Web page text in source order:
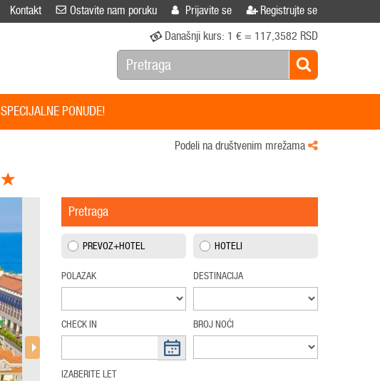
Kontakt Ostavite nam poruku Prijavite se Registrujte se
SPECIJALNE PONUDE!
Današnji kurs: 1 € = 117,3582 RSD
Podeli na društvenim mrežama
Pretraga
PREVOZ+HOTEL HOTELI
POLAZAK DESTINACIJA
CHECK IN BROJ NOĆI
IZABERITE LET